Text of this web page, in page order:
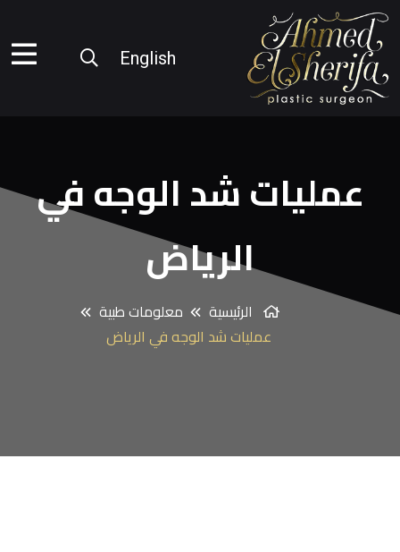
English
عمليات شد الوجه في
الرياض
الرئيسية
معلومات طبية
عمليات شد الوجه في الرياض